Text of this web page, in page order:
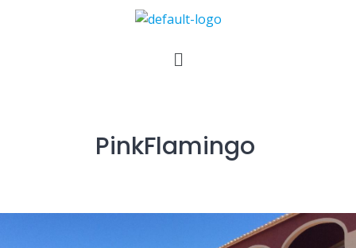
PinkFlamingo